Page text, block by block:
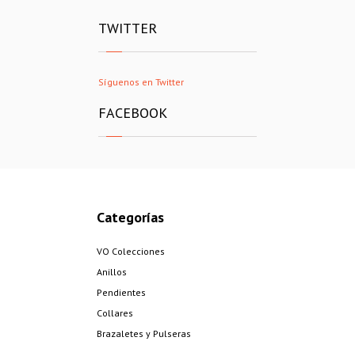
TWITTER
Síguenos en Twitter
FACEBOOK
Categorías
VO Colecciones
Anillos
Pendientes
Collares
Brazaletes y Pulseras